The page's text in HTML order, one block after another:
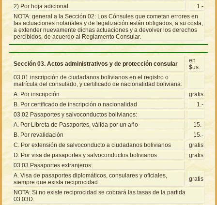
2) Por hoja adicional
1.-
NOTA: general a la Sección 02: Los Cónsules que cometan errores en
las actuaciones notariales y de legalización están obligados, a su costa,
a extender nuevamente dichas actuaciones y a devolver los derechos
percibidos, de acuerdo al Reglamento Consular.
Sección 03. Actos administrativos y de protección consular
en
$us.
03.01 inscripción de ciudadanos bolivianos en el registro o
matrícula del consulado, y certificado de nacionalidad boliviana:
A. Por inscripción
gratis
B. Por certificado de inscripción o nacionalidad
1.-
03.02 Pasaportes y salvoconductos bolivianos:
A. Por Libreta de Pasaportes, válida por un año
15.-
B. Por revalidación
15.-
C. Por extensión de salvoconducto a ciudadanos bolivianos
gratis
D. Por visa de pasaportes y salvoconductos bolivianos
gratis
03.03 Pasaportes extranjeros:
A. Visa de pasaportes diplomáticos, consulares y oficiales,
siempre que exista reciprocidad
gratis
NOTA: Si no existe reciprocidad se cobrará las tasas de la partida
03.03D.